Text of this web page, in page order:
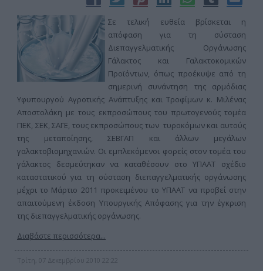
Σε τελική ευθεία βρίσκεται η
απόφαση για τη σύσταση
Διεπαγγελματικής Οργάνωσης
Γάλακτος και Γαλακτοκομικών
Προϊόντων, όπως προέκυψε από τη
σημερινή συνάντηση της αρμόδιας
Υφυπουργού Αγροτικής Ανάπτυξης και Τροφίμων κ. Μιλένας
Αποστολάκη με τους εκπροσώπους του πρωτογενούς τομέα
ΠΕΚ, ΣΕΚ, ΣΑΓΕ, τους εκπροσώπους των τυροκόμων και αυτούς
της μεταποίησης, ΣΕΒΓΑΠ και άλλων μεγάλων
γαλακτοβιομηχανιών. Οι εμπλεκόμενοι φορείς στον τομέα του
γάλακτος δεσμεύτηκαν να καταθέσουν στο ΥΠΑΑΤ σχέδιο
καταστατικού για τη σύσταση διεπαγγελματικής οργάνωσης
μέχρι το Μάρτιο 2011 προκειμένου το ΥΠΑΑΤ να προβεί στην
απαιτούμενη έκδοση Υπουργικής Απόφασης για την έγκριση
της διεπαγγελματικής οργάνωσης.
Διαβάστε περισσότερα...
Τρίτη, 07 Δεκεμβρίου 2010 22:22